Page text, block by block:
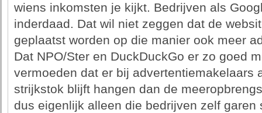
wiens inkomsten je kijkt. Bedrijven als
inderdaad. Dat wil niet zeggen dat de
geplaatst worden op die manier ook meer
Dat NPO/Ster en DuckDuckGo er zo goed
vermoeden dat er bij advertentiemakelaars
strijkstok blijft hangen dan de
dus eigenlijk alleen die bedrijven zelf garen